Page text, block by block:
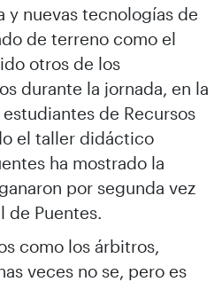
nuevas tecnologías de
de terreno como el
otros de los
durante la jornada, en la
de Recursos
el taller didáctico
ha mostrado la
por segunda vez
de Puentes.
como los árbitros,
veces no se, pero es